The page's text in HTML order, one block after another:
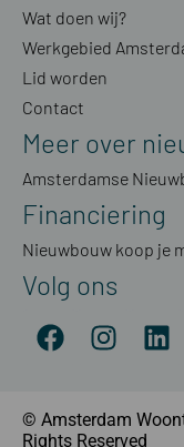
Wat doen wij?
Werkgebied
Lid worden
Contact
Meer over
Amsterdamse
Financiering
Nieuwbouw koop je
Volg ons
© Amsterdam
Rights Reserved